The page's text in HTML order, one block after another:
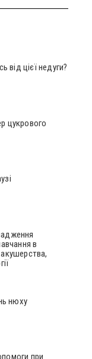
від цієї недуги?
цукрового
в
нюху
при